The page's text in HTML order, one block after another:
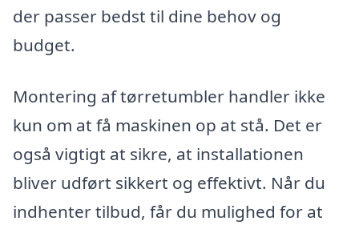
der passer bedst til dine behov og
budget.
Montering af tørretumbler handler ikke
kun om at få maskinen op at stå. Det er
også vigtigt at sikre, at installationen
bliver udført sikkert og effektivt. Når du
indhenter tilbud, får du mulighed for at